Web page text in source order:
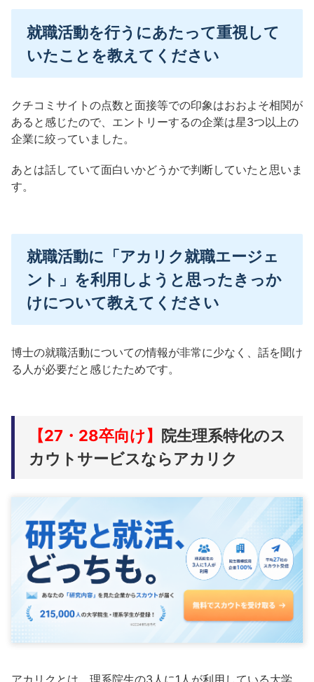
就職活動を行うにあたって重視して
いたことを教えてください
クチコミサイトの点数と面接等での印象はおおよそ相関が
あると感じたので、エントリーするの企業は星3つ以上の
企業に絞っていました。
あとは話していて面白いかどうかで判断していたと思いま
す。
就職活動に「アカリク就職エージェ
ント」を利用しようと思ったきっか
けについて教えてください
博士の就職活動についての情報が非常に少なく、話を聞け
る人が必要だと感じたためです。
【27・28卒向け】
院生理系特化のス
カウトサービスならアカリク